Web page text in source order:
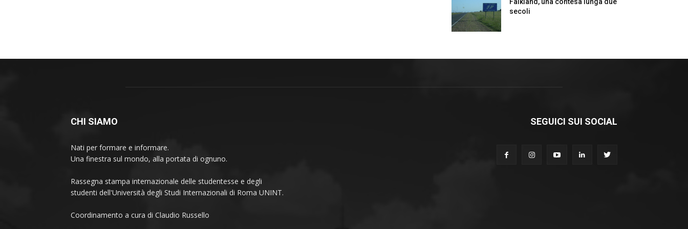
secoli
CHI SIAMO
Nati per formare e informare.
Una finestra sul mondo, alla portata di ognuno.
Rassegna stampa internazionale delle studentesse e degli
studenti dell'Università degli Studi Internazionali di Roma UNINT.
Coordinamento a cura di Claudio Russello
SEGUICI SUI SOCIAL